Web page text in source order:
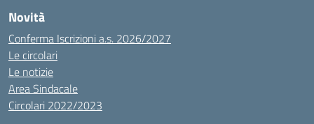
Novità
Conferma Iscrizioni a.s. 2026/2027
Le circolari
Le notizie
Area Sindacale
Circolari 2022/2023